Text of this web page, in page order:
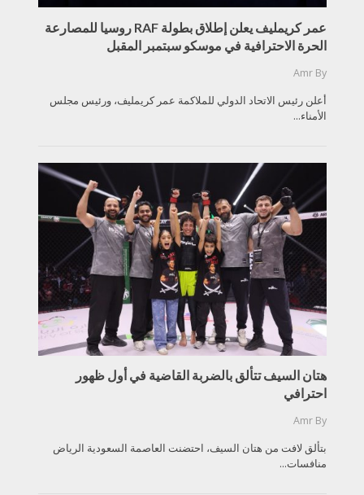
عمر كريمليف يعلن إطلاق بطولة RAF روسيا للمصارعة
الحرة الاحترافية في موسكو سبتمبر المقبل
By
Amr
أعلن رئيس الاتحاد الدولي للملاكمة عمر كريمليف، ورئيس مجلس
الأمناء...
هتان السيف تتألق بالضربة القاضية في أول ظهور
احترافي
By
Amr
بتألق لافت من هتان السيف، احتضنت العاصمة السعودية الرياض
منافسات...